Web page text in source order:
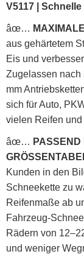
V5117 |
âœ…
aus gehärtetem
Eis und
Zugelassen nach
mm
sich für Auto,
vielen Reifen
âœ…
Kunden in den
Schneekette zu
Reifenmaße ab
Fahrzeug-
Rädern von
und weniger